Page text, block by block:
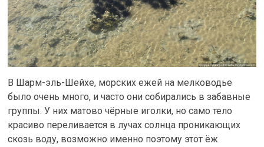
В Шарм-эль-Шейхе, морских ежей на мелководье
было очень много, и часто они собирались в забавные
группы. У них матово чёрные иголки, но само тело
красиво переливается в лучах солнца проникающих
скозь воду, возможно именно поэтому этот ёж